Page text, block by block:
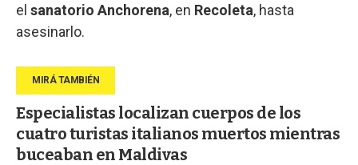
el sanatorio Anchorena, en Recoleta, hasta
asesinarlo.
Especialistas localizan cuerpos de los
cuatro turistas italianos muertos mientras
buceaban en Maldivas